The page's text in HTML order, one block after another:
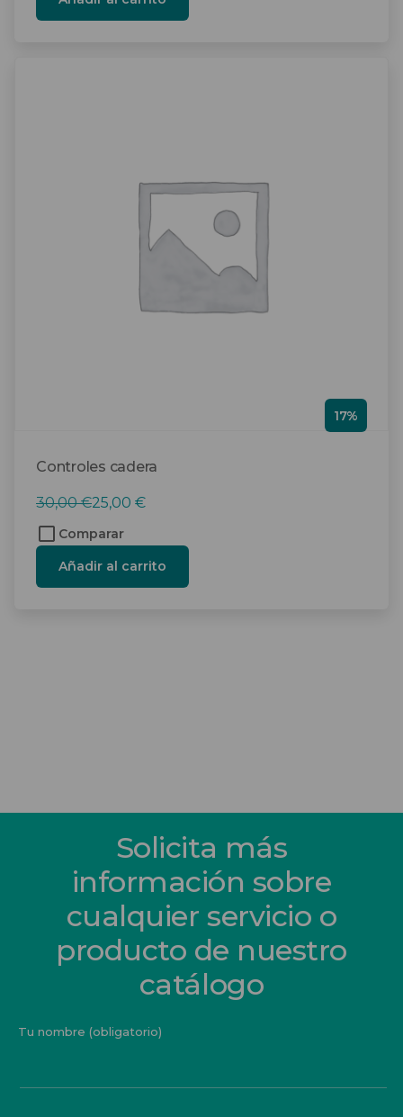
Controles cadera
17%
30,00€
El
precio
original
era:
30,00 €.
25,00 €
El
precio
actual
25,00 €.
Comparar
Añadir al carrito
Solicita más
información sobre
cualquier servicio o
producto de nuestro
catálogo
Tu nombre (obligatorio)